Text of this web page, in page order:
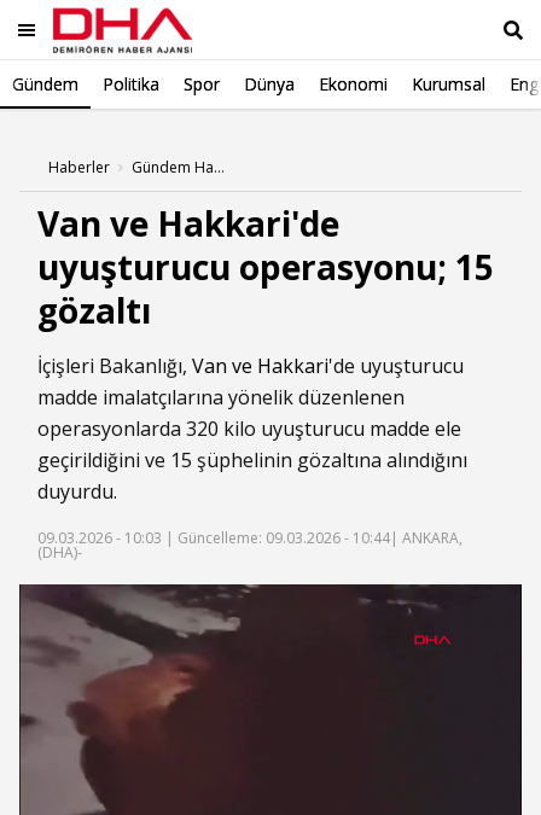
Gündem Politika Spor Dünya Ekonomi Kurumsal
Haberler Gündem Haberleri
Van ve Hakkari'de
uyuşturucu operasyonu; 15
gözaltı
İçişleri Bakanlığı, Van ve Hakkari'de uyuşturucu
madde imalatçılarına yönelik düzenlenen
operasyonlarda 320 kilo uyuşturucu madde ele
geçirildiğini ve 15 şüphelinin gözaltına alındığını
duyurdu.
09.03.2026 - 10:03 | Güncelleme: 09.03.2026 - 10:44| ANKARA,
(DHA)-